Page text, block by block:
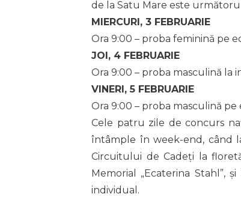
de la Satu Mare este
MIERCURI, 3 FEBRUARIE
Ora 9:00 – proba feminină pe
JOI, 4 FEBRUARIE
Ora 9:00 – proba masculină la
VINERI, 5 FEBRUARIE
Ora 9:00 – proba masculină pe
Cele patru zile de concurs
întâmple în week-end, când
Circuitului de Cadeți la
Memorial „Ecaterina Stahl”,
individual.